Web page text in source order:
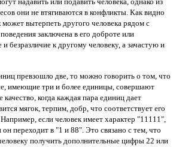
они не втягиваются в конфликты. Как видно
может вытерпеть другого человека рядом с
заключена в его доброте или
безразличие к другому человеку, а зачастую и
превзошло две, то можно говорить о том, что
имеющие три и более единицы, совершают
качество, когда каждая пара единиц дает
мягок, терпим, добр, что соответствует его
если человек имеет характер "11111",
переходит в "1 и 88". Это связано с тем, что
получить дополнительные цифры 22 или